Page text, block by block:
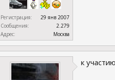
Регистрация:
29 янв 2007
Сообщения:
2.279
Адрес:
Москва
к